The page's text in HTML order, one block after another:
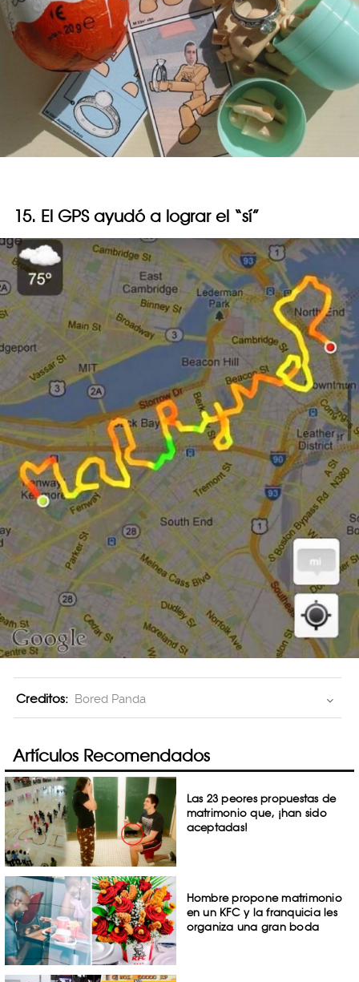
15. El GPS ayudó a lograr el “sí”
Creditos: Bored Panda
Artículos Recomendados
Las 23 peores propuestas de
matrimonio que, ¡han sido
aceptadas!
Hombre propone matrimonio
en un KFC y la franquicia les
organiza una gran boda